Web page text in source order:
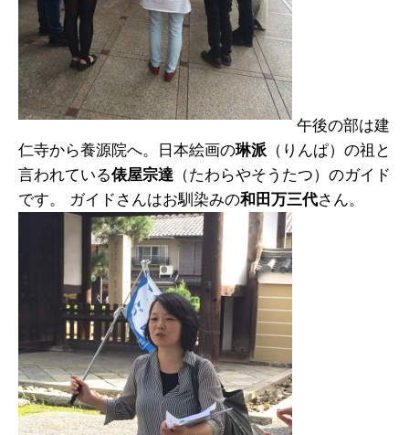
午後の部は建
仁寺から養源院へ。日本絵画の琳派 （りんぱ）の祖と
言われている俵屋宗達 （たわらやそうたつ）のガイド
です。 ガイドさんはお馴染みの和田万三代さん。